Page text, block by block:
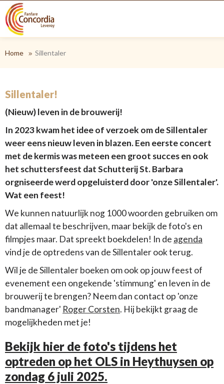
Home Sillentaler
Sillentaler!
(Nieuw) leven in de brouwerij!
In 2023 kwam het idee of verzoek om de Sillentaler
weer eens nieuw leven in blazen. Een eerste concert
met de kermis was meteen een groot succes en ook
het schuttersfeest dat Schutterij St. Barbara
orgniseerde werd opgeluisterd door 'onze Sillentaler'.
Wat een feest!
We kunnen natuurlijk nog 1000 woorden gebruiken om
dat allemaal te beschrijven, maar bekijk de foto's en
filmpjes maar. Dat spreekt boekdelen! In de agenda
vind je de optredens van de Sillentaler ook terug.
Wil je de Sillentaler boeken om ook op jouw feest of
evenement een ongekende 'stimmung' en leven in de
brouwerij te brengen? Neem dan contact op 'onze
bandmanager' Roger Corsten. Hij bekijkt graag de
mogelijkheden met je!
Bekijk hier de foto's tijdens het
optreden op het OLS in Heythuysen op
zondag 6 juli 2025.